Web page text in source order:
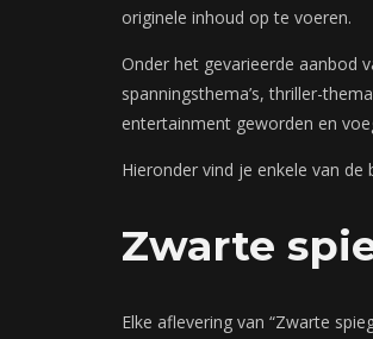
originele inhoud op te voeren.
Onder het gevarieerde aanbod
spanningsthema’s, thriller-
entertainment geworden en
Hieronder vind je enkele van
Zwarte
Elke aflevering van “Zwarte